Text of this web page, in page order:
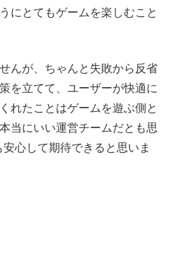
にとてもゲームを楽しむこと
んが、ちゃんと失敗から反省
を立てて、ユーザーが快適に
れたことはゲームを遊ぶ側と
当にいい運営チームだとも思
心して期待できると思いま